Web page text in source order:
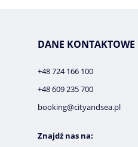
DANE KONTAKTOWE
+48 724 166 100
+48 609 235 700
booking@cityandsea.pl
Znajdź nas na: